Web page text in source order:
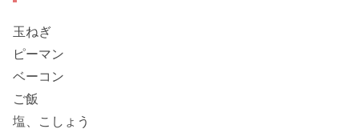
玉ねぎ
ピーマン
ベーコン
ご飯
塩、こしょう